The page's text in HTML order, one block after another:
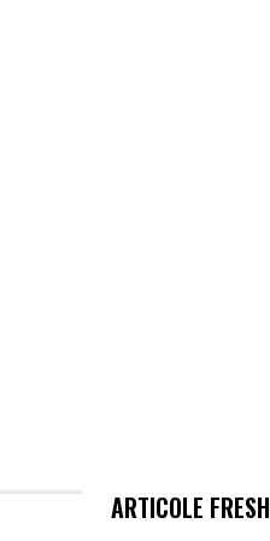
ARTICOLE FRESH